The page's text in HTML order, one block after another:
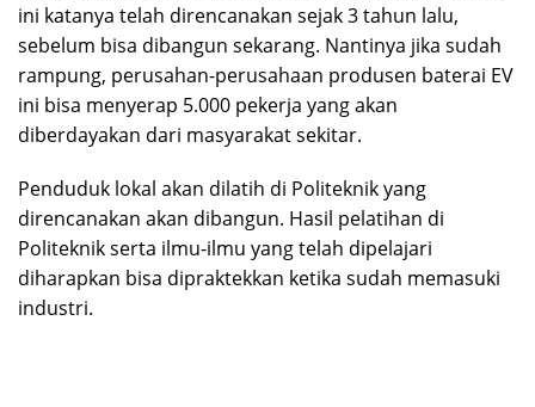
ini katanya telah direncanakan sejak 3 tahun lalu,
sebelum bisa dibangun sekarang. Nantinya jika sudah
rampung, perusahan-perusahaan produsen baterai EV
ini bisa menyerap 5.000 pekerja yang akan
diberdayakan dari masyarakat sekitar.
Penduduk lokal akan dilatih di Politeknik yang
direncanakan akan dibangun. Hasil pelatihan di
Politeknik serta ilmu-ilmu yang telah dipelajari
diharapkan bisa dipraktekkan ketika sudah memasuki
industri.